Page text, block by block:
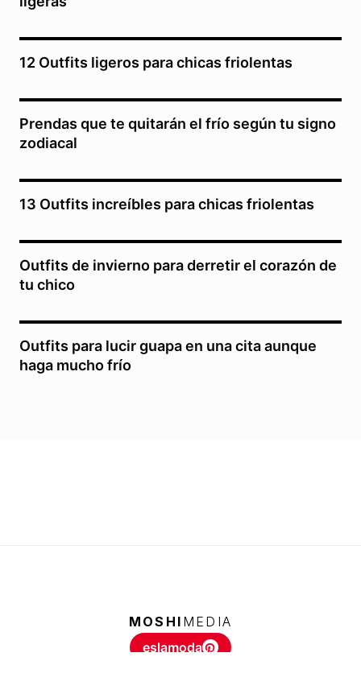
12 Outfits ligeros para chicas friolentas
Prendas que te quitarán el frío según tu signo
zodiacal
13 Outfits increíbles para chicas friolentas
Outfits de invierno para derretir el corazón de
tu chico
Outfits para lucir guapa en una cita aunque
haga mucho frío
MOSHI MEDIA
eslamoda